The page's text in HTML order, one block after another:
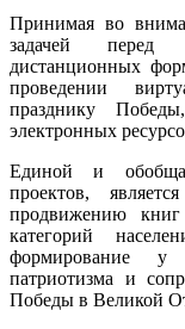
Принимая во
задачей перед
дистанционных
проведении
празднику
электронных
Единой и
проектов,
продвижению книг
категорий
формирование у
патриотизма и
Победы в Великой